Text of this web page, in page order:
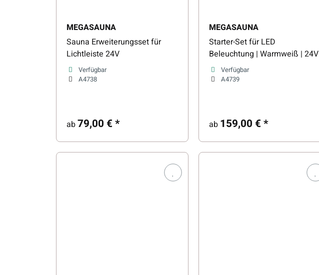
MEGASAUNA
Sauna Erweiterungsset für
Lichtleiste 24V
Verfügbar
A4738
ab79,00 €*
MEGASAUNA
Starter-Set für LED
Beleuchtung | Warmweiß | 24V
Verfügbar
A4739
ab 159,00 €*